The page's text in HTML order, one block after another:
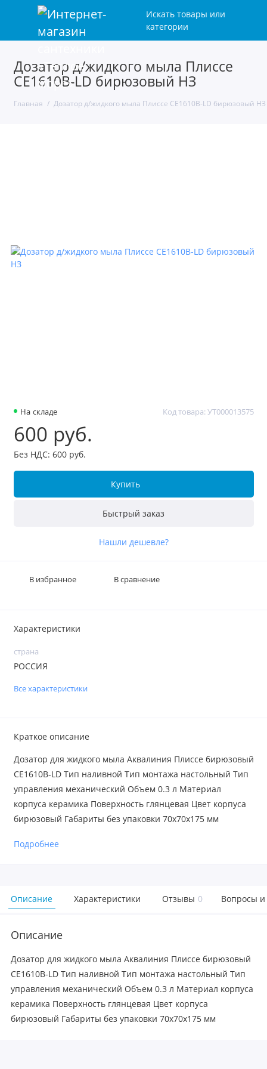
Искать товары или
категории
Дозатор д/жидкого мыла Плиссе
CE1610B-LD бирюзовый НЗ
Главная Дозатор д/жидкого мыла Плиссе CE1610B-LD бирюзовый НЗ
На складе Код товара: УТ000013575
600 руб.
Без НДС: 600 руб.
Купить
Быстрый заказ
Нашли дешевле?
В избранное В сравнение
Характеристики
страна
РОССИЯ
Все характеристики
Краткое описание
Дозатор для жидкого мыла Аквалиния Плиссе бирюзовый
CE1610B-LD Тип наливной Тип монтажа настольный Тип
управления механический Объем 0.3 л Материал
корпуса керамика Поверхность глянцевая Цвет корпуса
бирюзовый Габариты без упаковки 70х70х175 мм
Подробнее
Описание Характеристики Отзывы 0 Вопросы и
Описание
Дозатор для жидкого мыла Аквалиния Плиссе бирюзовый
CE1610B-LD Тип наливной Тип монтажа настольный Тип
управления механический Объем 0.3 л Материал корпуса
керамика Поверхность глянцевая Цвет корпуса
бирюзовый Габариты без упаковки 70х70х175 мм